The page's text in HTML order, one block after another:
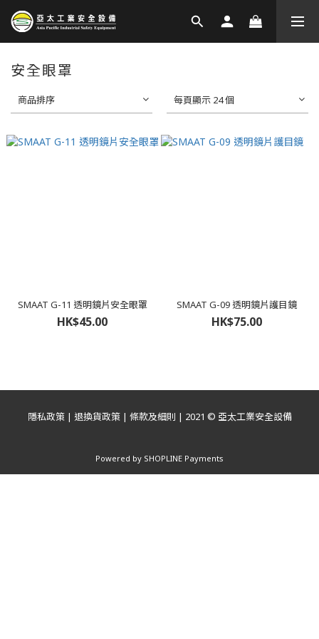
安全眼罩
商品排序 每頁顯示 24 個
SMAAT G-11 透明鏡片安全眼罩
HK$45.00
SMAAT G-09 透明鏡片護目鏡
HK$75.00
隱私政策| 退換貨政策 | 條款及細則 | 2021 © 亞太工業安全設備
Powered by SHOPLINE Payments